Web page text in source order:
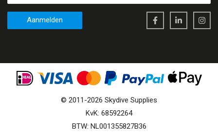
Aanmelden
© 2011 -2026 Skydive Supplies
KvK: 68592264
BTW: NL001355827B36